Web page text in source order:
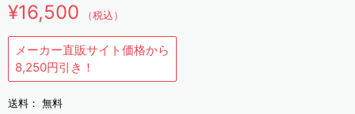
¥16,500 （税込）
メーカー直販サイト価格から
8,250円引き！
送料： 無料